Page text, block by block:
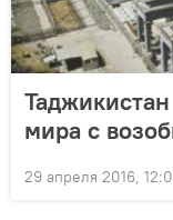
мира с
29 апреля 2016,